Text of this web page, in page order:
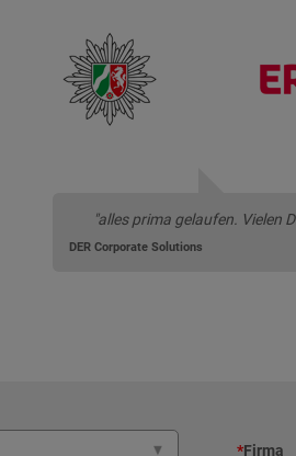
"alles prima gelaufen. Vielen
DER Corporate Solutions
*Firma